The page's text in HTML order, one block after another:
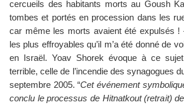
cercueils des habitants morts au Goush
tombes et portés en procession dans les
car même les morts avaient été expulsés !
les plus effroyables qu’il m’a été donné de
en Israël. Yoav Shorek évoque à ce
terrible, celle de l’incendie des synagogues
septembre 2005. “Cet événement
conclu le processus de Hitnatkout (retrait)